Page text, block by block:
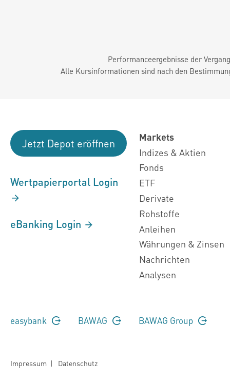
Performanceergebnisse der
Alle Kursinformationen sind nach den
Jetzt Depot eröffnen
Wertpapierportal Login
eBanking Login
Markets
Indizes & Aktien
Fonds
ETF
Derivate
Rohstoffe
Anleihen
Währungen & Zinsen
Nachrichten
Analysen
easybank BAWAG BAWAG Group
Impressum | Datenschutz